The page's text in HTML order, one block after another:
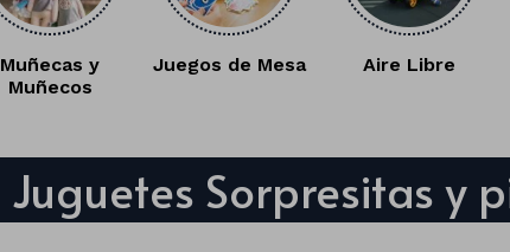
Muñecas y
Muñecos
Juegos de Mesa Aire Libre
Juguetes Sorpresitas y